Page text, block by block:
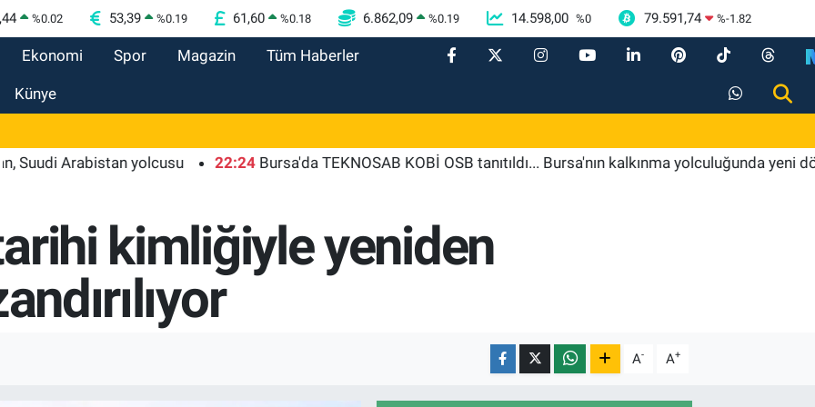
%0.02 53,39 %0.19 61,60 %0.18 6.862,09 %0.19 14.598,00 %0 79.591,74 %-1.82
Ekonomi Spor Magazin Tüm Haberler
Künye
Arabistan yolcusu 22:24 Bursa'da TEKNOSAB KOBİ OSB tanıtıldı... Bursa'nın kalkınma yolculuğunda yeni dönem
kimliğiyle yeniden
A- A+